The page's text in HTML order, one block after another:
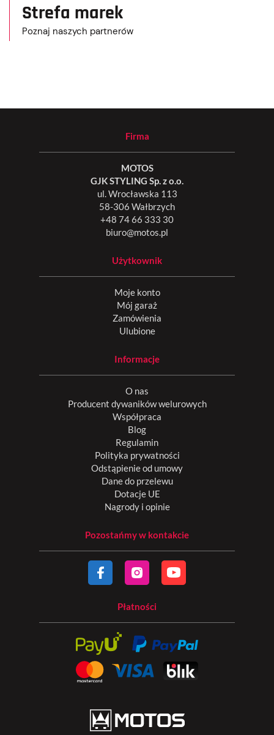
Strefa marek
Poznaj naszych partnerów
Firma
MOTOS
GJK STYLING Sp. z o.o.
ul. Wrocławska 113
58-306 Wałbrzych
+48 74 66 333 30
biuro@motos.pl
Użytkownik
Moje konto
Mój garaż
Zamówienia
Ulubione
Informacje
O nas
Producent dywaników welurowych
Współpraca
Blog
Regulamin
Polityka prywatności
Odstąpienie od umowy
Dane do przelewu
Dotacje UE
Nagrody i opinie
Pozostańmy w kontakcie
Płatności